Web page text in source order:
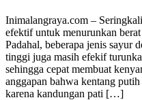
Inimalangraya.com –
efektif untuk menurunkan
Padahal, beberapa jenis sayur
tinggi juga masih efekif
sehingga cepat membuat
anggapan bahwa kentang
karena kandungan pati […]